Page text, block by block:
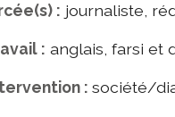
: journaliste,
: anglais, farsi et
: société/